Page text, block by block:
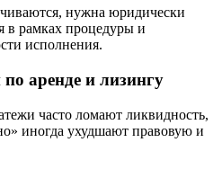
нужна юридически
в рамках процедуры и
исполнения.
аренде и лизингу
часто ломают ликвидность,
иногда ухудшают правовую и